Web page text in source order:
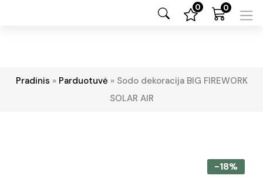
0 0
Pradinis » Parduotuvė » Sodo dekoracija BIG FIREWORK
SOLAR AIR
-18%